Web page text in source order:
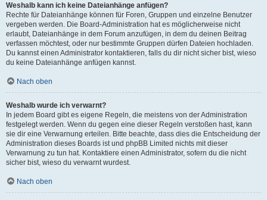
Weshalb kann ich keine Dateianhänge anfügen?
Rechte für Dateianhänge können für Foren, Gruppen und einzelne Benutzer
vergeben werden. Die Board-Administration hat es möglicherweise nicht
erlaubt, Dateianhänge in dem Forum anzufügen, in dem du deinen Beitrag
verfassen möchtest, oder nur bestimmte Gruppen dürfen Dateien hochladen.
Du kannst einen Administrator kontaktieren, falls du dir nicht sicher bist, wieso
du keine Dateianhänge anfügen kannst.
Nach oben
Weshalb wurde ich verwarnt?
In jedem Board gibt es eigene Regeln, die meistens von der Administration
festgelegt werden. Wenn du gegen eine dieser Regeln verstoßen hast, kann
sie dir eine Verwarnung erteilen. Bitte beachte, dass dies die Entscheidung der
Administration dieses Boards ist und phpBB Limited nichts mit dieser
Verwarnung zu tun hat. Kontaktiere einen Administrator, sofern du die nicht
sicher bist, wieso du verwarnt wurdest.
Nach oben